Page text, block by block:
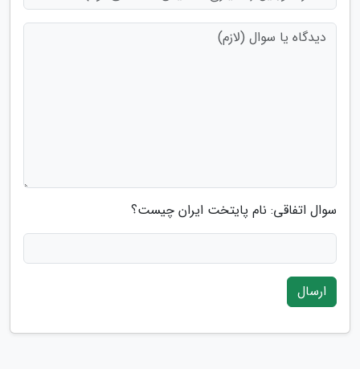
سوال اتفاقی: نام پایتخت ایران چیست؟
ارسال